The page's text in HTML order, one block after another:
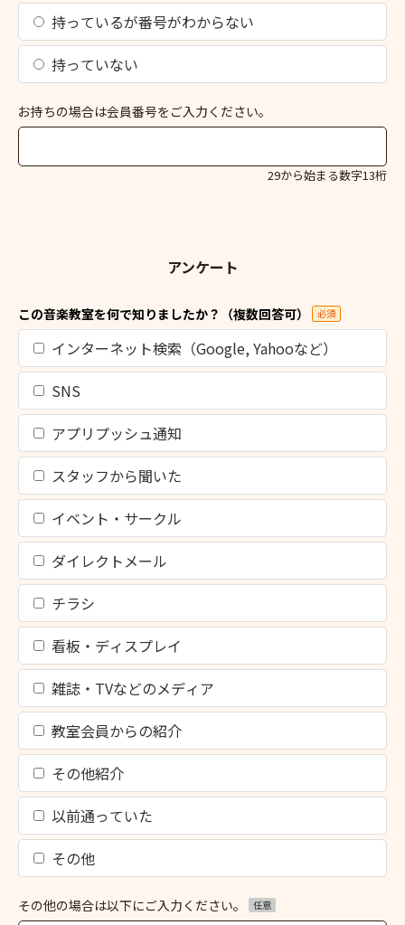
持っているが番号がわからない
持っていない
お持ちの場合は会員番号をご入力ください。
29から始まる数字13桁
アンケート
この音楽教室を何で知りましたか？（複数回答可） 必須
インターネット検索（Google, Yahooなど）
SNS
アプリプッシュ通知
スタッフから聞いた
イベント・サークル
ダイレクトメール
チラシ
看板・ディスプレイ
雑誌・TVなどのメディア
教室会員からの紹介
その他紹介
以前通っていた
その他
その他の場合は以下にご入力ください。 任意